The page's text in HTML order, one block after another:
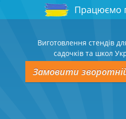
Працюємо
Виготовлення стендів
садочків та школ
Замовити